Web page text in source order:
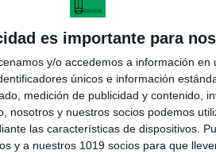
es importante para
y/o accedemos a información en
únicos e información
medición de publicidad y contenido,
nosotros y nuestros socios podemos
las características de dispositivos.
y a nuestros 1019 socios para que